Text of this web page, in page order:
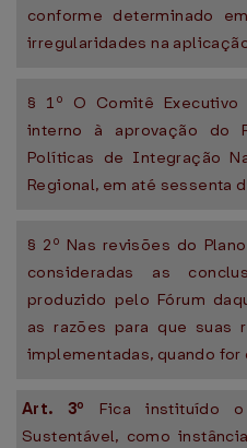
conforme determinado
irregularidades na
§ 1º O Comitê
interno à aprovação do
Políticas de Integração
Regional, em até sessenta
§ 2º Nas revisões do
consideradas as
produzido pelo Fórum
as razões para que suas
implementadas, quando for
Art. 3º Fica instituído
Sustentável, como